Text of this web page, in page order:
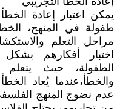
يمكن اعتبار إعادة
طفولة في المنهج،
مراحل التعلم
اختبار أفكارهم
الطفولة، حيث
والخطأ،عندما يُعاد
عدم نضوج المنهج